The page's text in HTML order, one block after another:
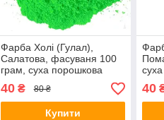
Фарба Холі (Гулал),
Салатова, фасуваня 100
грам, суха порошкова
фарба для фестивалів,
Фарби холі
40₴ 80 ₴
Купити
для
40